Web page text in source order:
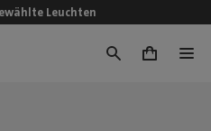
Leuchten
0